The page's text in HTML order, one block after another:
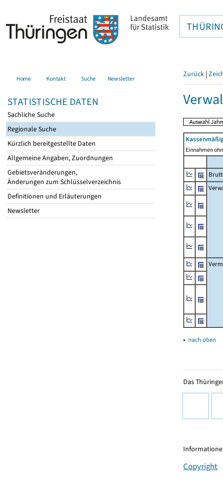
Home Kontakt Suche Newsletter
STATISTISCHE DATEN
Sachliche Suche
Regionale Suche
Kürzlich bereitgestellte Daten
Allgemeine Angaben, Zuordnungen
Gebietsveränderungen,
Änderungen zum Schlüsselverzeichnis
Definitionen und Erläuterungen
Newsletter
Zurück |
Einnahmen
▴ nach oben
Das
Copyright